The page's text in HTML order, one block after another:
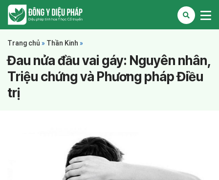
Trang chủ » Thần Kinh »
Đau nửa đầu vai gáy: Nguyên nhân,
Triệu chứng và Phương pháp Điều
trị